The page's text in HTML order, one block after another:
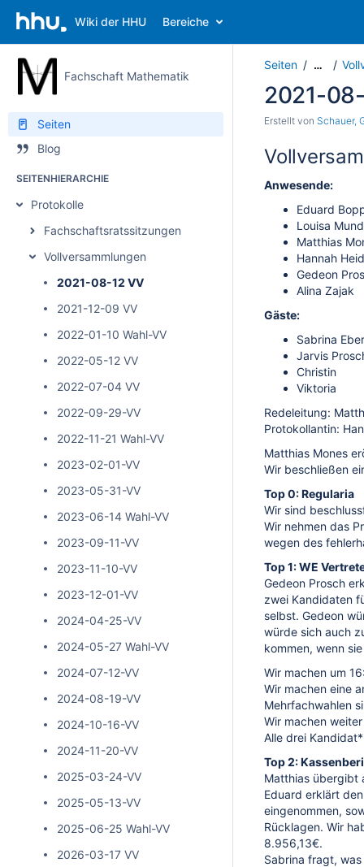
Wiki der HHU Bereiche
Fachschaft Mathematik
Seiten
Blog
SEITENHIERARCHIE
Protokolle
Fachschaftsratssitzungen
Vollversammlungen
2021-08-12 VV
2021-12-09 VV
2022-01-10 Wahl-VV
2022-05-12 VV
2022-07-04 VV
2022-09-29-VV
2022-11-21 Wahl-VV
2023-02-01-VV
2023-05-31-VV
2023-06-14 Wahl-VV
2023-09-11-VV
2023-11-10-VV
2023-12-01-VV
2024-04-25-VV
2024-05-27 Wahl-VV
2024-07-12-VV
2024-08-19-VV
2024-10-16-VV
2024-11-20-VV
2025-03-24-VV
2025-05-13-VV
2025-06-25 Wahl-VV
2026-03-17 VV
Seiten …
2021-
Erstellt von Schauer,
Anwesende:
Eduard
Louisa Mund
Matthias
Hannah
Gedeon
Alina Zajak
Gäste:
Sabrina
Jarvis
Christin
Viktoria
Redeleitung:
Protokollantin:
Matthias Mones
Wir beschließen
Top 0: Regularia
Wir sind
Wir nehmen das
wegen des
Top 1: WE
Gedeon Prosch
zwei Kandidaten
selbst. Gedeon
würde sich auch
kommen, wenn
Wir machen um
Wir machen eine
Mehrfachwahlen
Wir machen
Alle drei
Top 2:
Matthias übergibt
Eduard erklärt
eingenommen,
Rücklagen. Wir
8.956,13€.
Sabrina fragt,